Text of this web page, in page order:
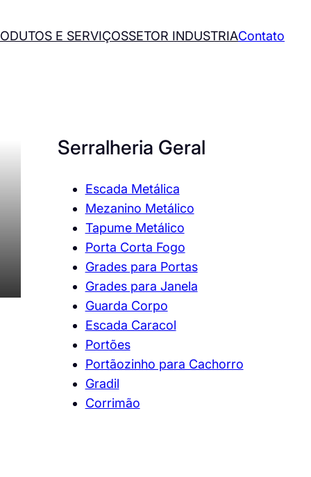
E SERVIÇOSSETOR INDUSTRIAContato
Serralheria Geral
Escada Metálica
Mezanino Metálico
Tapume Metálico
Porta Corta Fogo
Grades para Portas
Grades para Janela
Guarda Corpo
Escada Caracol
Portões
Portãozinho para Cachorro
Gradil
Corrimão